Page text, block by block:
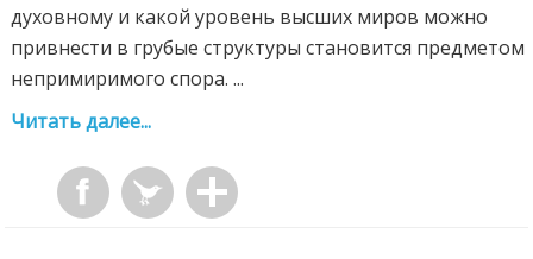
духовному и какой уровень высших миров можно
привнести в грубые структуры становится предметом
непримиримого спора. ...
Читать далее...